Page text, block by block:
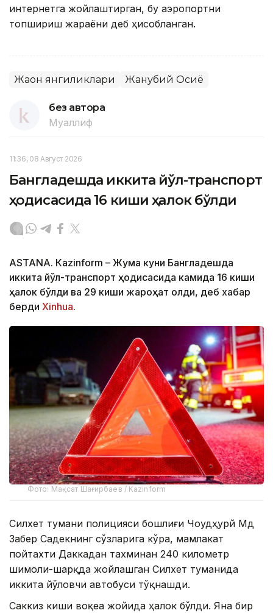
интернетга жойлаштирган, бу аэропортни
топшириш жараёни деб ҳисобланган.
Жаҳон янгиликлари Жанубий Осиё
без автора
Муаллиф
11:36, 08 Август 2026
Бангладешда иккита йўл-транспорт
ҳодисасида 16 киши ҳалок бўлди
ASTANА. Кazinform – Жума куни Бангладешда
иккита йўл-транспорт ҳодисасида камида 16 киши
ҳалок бўлди ва 29 киши жароҳат олди, деб хабар
берди Xinhua.
Фото: Мақсат Шағирбаев / Kazinform
Силхет тумани полицияси бошлиғи Чоудҳурй Мд
Забер Садекнинг сўзларига кўра, мамлакат
пойтахти Даккадан тахминан 240 километр
шимоли-шарқда жойлашган Силхет туманида
иккита йўловчи автобуси тўқнашди.
Саккиз киши воқеа жойида ҳалок бўлди. Яна бир